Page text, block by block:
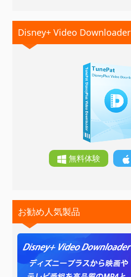
Disney+ Video Downloader
無料体験
お勧め人気製品